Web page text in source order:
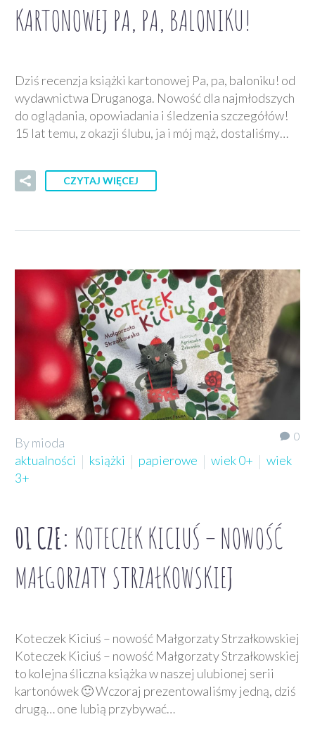
KARTONOWEJ PA, PA, BALONIKU!
Dziś recenzja książki kartonowej Pa, pa, baloniku! od
wydawnictwa Druganoga. Nowość dla najmłodszych
do oglądania, opowiadania i śledzenia szczegółów!
15 lat temu, z okazji ślubu, ja i mój mąż, dostaliśmy…
CZYTAJ WIĘCEJ
0
By mioda
aktualności
książki papierowe wiek 0+
wiek
3+
01 CZE: KOTECZEK KICIUŚ – NOWOŚĆ
MAŁGORZATY STRZAŁKOWSKIEJ
Koteczek Kiciuś – nowość Małgorzaty Strzałkowskiej
Koteczek Kiciuś – nowość Małgorzaty Strzałkowskiej
to kolejna śliczna książka w naszej ulubionej serii
kartonówek 🙂 Wczoraj prezentowaliśmy jedną, dziś
drugą… one lubią przybywać…